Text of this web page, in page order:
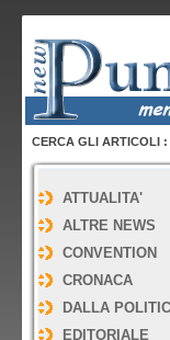
CERCA GLI ARTICOLI :
ATTUALITA'
ALTRE NEWS
CONVENTION
CRONACA
DALLA
EDITORIALE